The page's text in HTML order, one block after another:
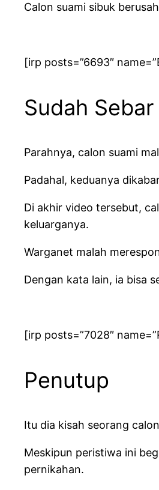
Calon suami sibuk
[irp posts=”6693″
Sudah
Parahnya, calon suami
Padahal, keduanya
Di akhir video tersebut,
keluarganya.
Warganet malah
Dengan kata lain, ia bisa
[irp posts=”7028″
Penutup
Itu dia kisah seorang
Meskipun peristiwa ini
pernikahan.